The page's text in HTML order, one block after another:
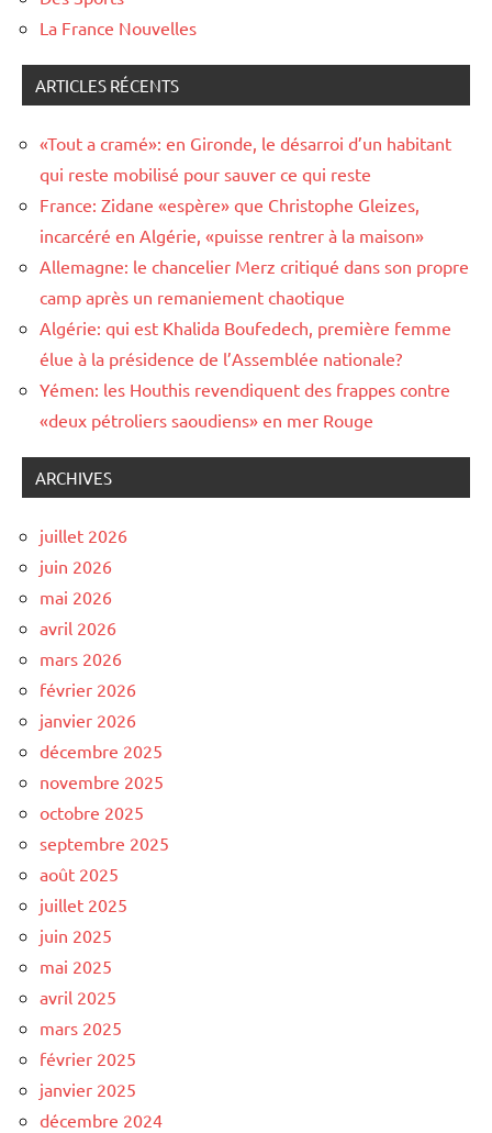
La France Nouvelles
ARTICLES RÉCENTS
«Tout a cramé»: en Gironde, le désarroi d’un habitant
qui reste mobilisé pour sauver ce qui reste
France: Zidane «espère» que Christophe Gleizes,
incarcéré en Algérie, «puisse rentrer à la maison»
Allemagne: le chancelier Merz critiqué dans son propre
camp après un remaniement chaotique
Algérie: qui est Khalida Boufedech, première femme
élue à la présidence de l’Assemblée nationale?
Yémen: les Houthis revendiquent des frappes contre
«deux pétroliers saoudiens» en mer Rouge
ARCHIVES
juillet 2026
juin 2026
mai 2026
avril 2026
mars 2026
février 2026
janvier 2026
décembre 2025
novembre 2025
octobre 2025
septembre 2025
août 2025
juillet 2025
juin 2025
mai 2025
avril 2025
mars 2025
février 2025
janvier 2025
décembre 2024